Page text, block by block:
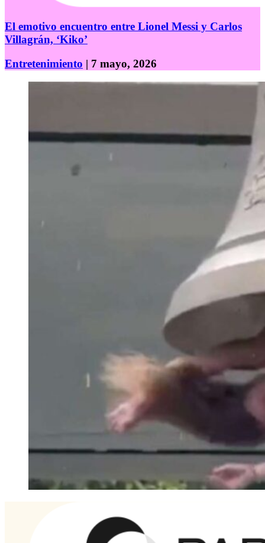
El emotivo encuentro entre Lionel Messi y Carlos
Villagrán, ‘Kiko’
Entretenimiento | 7 mayo, 2026